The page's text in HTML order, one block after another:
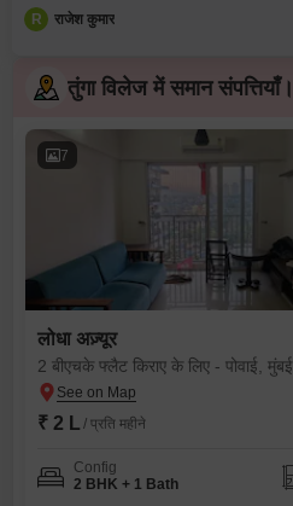
R राजेश कुमार
तुंगा विलेज में समान संपत्तियाँ।
7
लोधा अज़्यूर
2 बीएचके फ्लैट किराए के लिए - पोवाई, मुंबई
₹ 2 L / प्रति महीने
Config
2 BHK + 1 Bath